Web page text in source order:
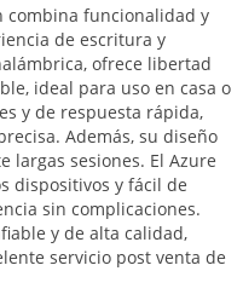
combina funcionalidad y
de escritura y
ofrece libertad
ideal para uso en casa o
y de respuesta rápida,
Además, su diseño
largas sesiones. El Azure
dispositivos y fácil de
sin complicaciones.
y de alta calidad,
servicio post venta de